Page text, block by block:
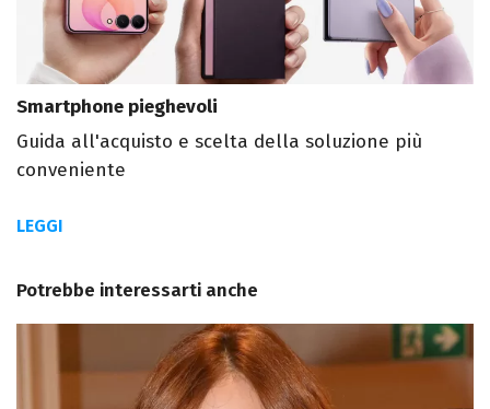
Smartphone pieghevoli
Guida all'acquisto e scelta della soluzione più
conveniente
LEGGI
Potrebbe interessarti anche